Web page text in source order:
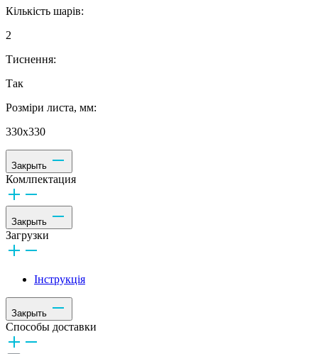
Кількість шарів:
2
Тиснення:
Так
Розміри листа, мм:
330х330
Закрыть
Комлпектация
Закрыть
Загрузки
Інструкція
Закрыть
Способы доставки